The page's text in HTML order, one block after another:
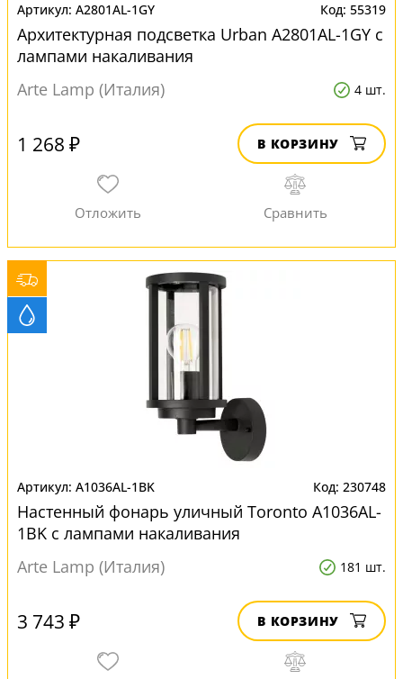
A2801AL-1GY 55319
Архитектурная подсветка Urban A2801AL-1GY с
лампами накаливания
Arte Lamp (Италия)
4 шт.
1 268 ₽ В КОРЗИНУ
A1036AL-1BK 230748
Настенный фонарь уличный Toronto A1036AL-
1BK с лампами накаливания
Arte Lamp (Италия)
181 шт.
3 743 ₽ В КОРЗИНУ